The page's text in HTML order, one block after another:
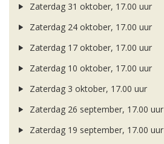
Zaterdag 31 oktober, 17.00 uur
Zaterdag 24 oktober, 17.00 uur
Zaterdag 17 oktober, 17.00 uur
Zaterdag 10 oktober, 17.00 uur
Zaterdag 3 oktober, 17.00 uur
Zaterdag 26 september, 17.00 uur
Zaterdag 19 september, 17.00 uur